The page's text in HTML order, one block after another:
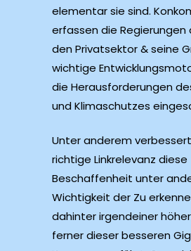
elementar sie sind.
erfassen die Regierungen
den Privatsektor & seine
wichtige
die Herausforderungen
und Klimaschutzes
Unter anderem
richtige Linkrelevanz diese
Beschaffenheit unter
Wichtigkeit der Zu
dahinter irgendeiner
ferner dieser besseren